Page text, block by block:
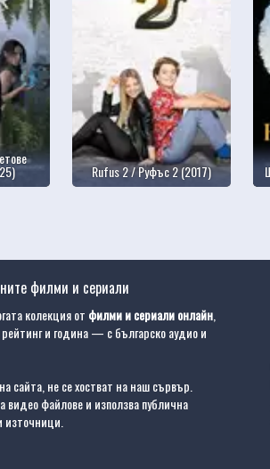
Rufus 2 / Руфъс 2 (2017)
филми и сериали
колекция от филми и сериали онлайн
и година — с българско аудио и
сайта, не се хостват на наш сървър.
видео файлове и използва публична